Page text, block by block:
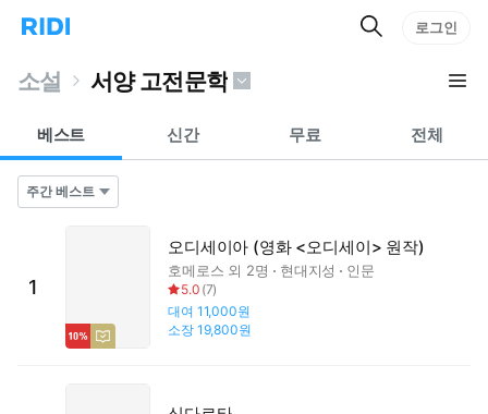
리
으
트
검
로그인
소설 서양 고전문학
베스트 신간 무료 전체
1
오디세이아 (영화 <오디세이> 원작)
호메로스 외 2명 현대지성 인문
5.0 (7)
대여 11,000원
소장 19,800원